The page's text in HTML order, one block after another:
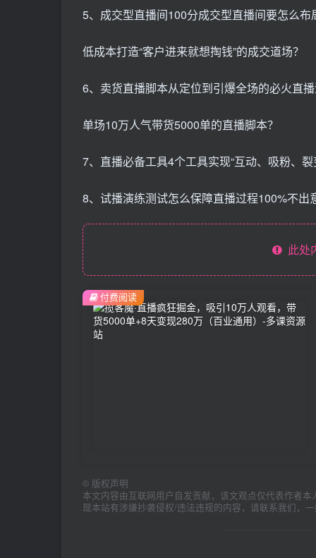
5、成交型直播间100分成交型直播间要怎么布
低成本打造“客户进来就想掏钱”的成交道场？
6、卖货直播脚本从定位到引爆全场的必火直播
单场10万人气带货5000单的直播脚本？
7、直播必备工具4个工具实现“互动、吸粉、裂
8、试播演练测试怎么保障直播过程100%不出
此处
付费阅读
© 版权声明
本文内容由互联网用户自发贡献，该文观点仅代表作者
现本站有涉嫌抄袭侵权/违法违规的内容，请联系我们，一